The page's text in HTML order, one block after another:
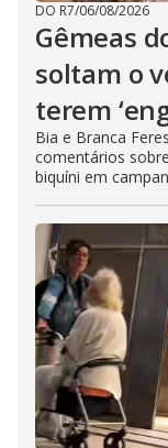
DO R7/06/08/2026
Gêmeas
soltam o
terem
Bia e Branca
comentários
biquíni em